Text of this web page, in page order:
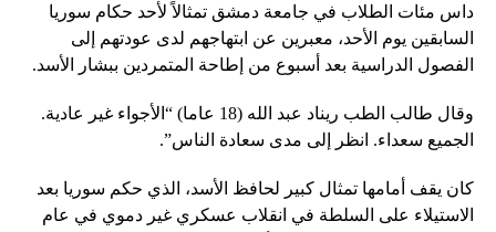
داس مئات الطلاب في جامعة دمشق تمثالاً لأحد حكام سوريا
السابقين يوم الأحد، معبرين عن ابتهاجهم لدى عودتهم إلى
الفصول الدراسية بعد أسبوع من إطاحة المتمردين ببشار الأسد.
وقال طالب الطب ريناد عبد الله (18 عاما) “الأجواء غير عادية.
الجميع سعداء. انظر إلى مدى سعادة الناس”.
كان يقف أمامها تمثال كبير لحافظ الأسد، الذي حكم سوريا بعد
الاستيلاء على السلطة في انقلاب عسكري غير دموي في عام